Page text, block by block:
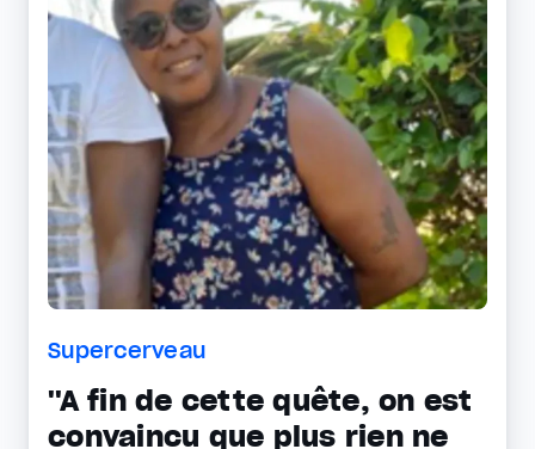
Supercerveau
''A fin de cette quête, on est
convaincu que plus rien ne